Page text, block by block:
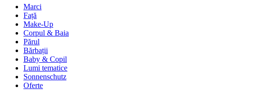
Marci
Față
Make-Up
Corpul & Baia
Părul
Bărbații
Baby & Copil
Lumi tematice
Sonnenschutz
Oferte